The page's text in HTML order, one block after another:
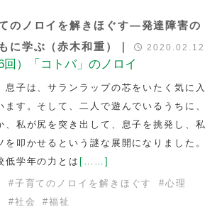
のノロイを解きほぐす―発達障害の
に学ぶ（赤木和重）｜
2020.02.12
6回）「コトバ」のノロイ
息子は、サランラップの芯をいたく気に入
ます。そして、二人で遊んでいるうちに、
、私が尻を突き出して、息子を挑発し、私
を叩かせるという謎な展開になりました。
低学年の力とは [……]
#子育てのノロイを解きほぐす #心理
#社会 #福祉